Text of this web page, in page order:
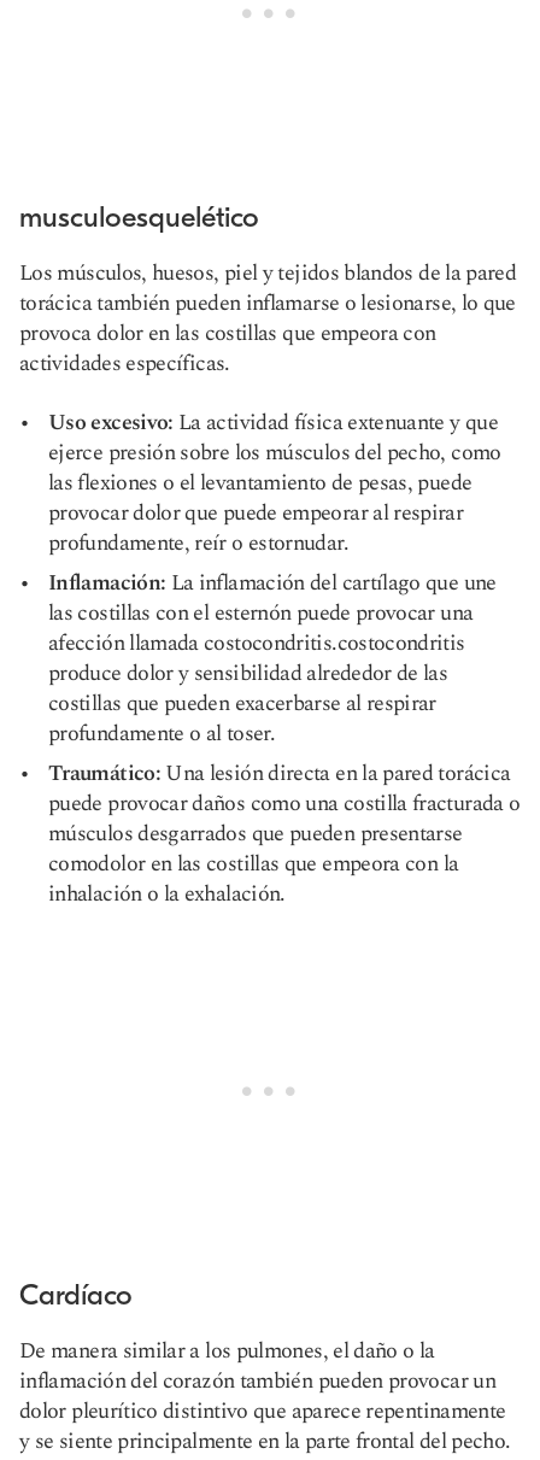
musculoesquelético
Los músculos, huesos, piel y tejidos blandos de la pared
torácica también pueden inflamarse o lesionarse, lo que
provoca dolor en las costillas que empeora con
actividades específicas.
Uso excesivo: La actividad física extenuante y que
ejerce presión sobre los músculos del pecho, como
las flexiones o el levantamiento de pesas, puede
provocar dolor que puede empeorar al respirar
profundamente, reír o estornudar.
Inflamación: La inflamación del cartílago que une
las costillas con el esternón puede provocar una
afección llamada costocondritis.costocondritis
produce dolor y sensibilidad alrededor de las
costillas que pueden exacerbarse al respirar
profundamente o al toser.
Traumático:Una lesión directa en la pared torácica
puede provocar daños como una costilla fracturada o
músculos desgarrados que pueden presentarse
comodolor en las costillas que empeoracon la
inhalación o la exhalación.
Cardíaco
De manera similar a los pulmones, el daño o la
inflamación del corazón también pueden provocar un
dolor pleurítico distintivo que aparece repentinamente
y se siente principalmente en la parte frontal del pecho.